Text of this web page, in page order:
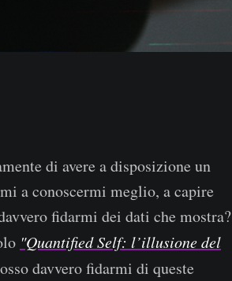
di avere a disposizione un
a conoscermi meglio, a capire
fidarmi dei dati che mostra?
"Quantified Self: l’illusione del
davvero fidarmi di queste